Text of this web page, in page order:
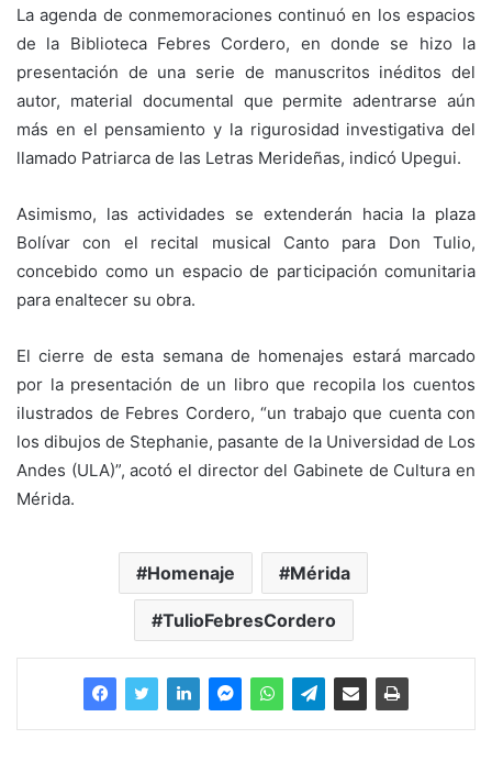
La agenda de conmemoraciones continuó en los espacios
de la Biblioteca Febres Cordero, en donde se hizo la
presentación de una serie de manuscritos inéditos del
autor, material documental que permite adentrarse aún
más en el pensamiento y la rigurosidad investigativa del
llamado Patriarca de las Letras Merideñas, indicó Upegui.
Asimismo, las actividades se extenderán hacia la plaza
Bolívar con el recital musical Canto para Don Tulio,
concebido como un espacio de participación comunitaria
para enaltecer su obra.
El cierre de esta semana de homenajes estará marcado
por la presentación de un libro que recopila los cuentos
ilustrados de Febres Cordero, “un trabajo que cuenta con
los dibujos de Stephanie, pasante de la Universidad de Los
Andes (ULA)”, acotó el director del Gabinete de Cultura en
Mérida.
Homenaje Mérida
TulioFebresCordero